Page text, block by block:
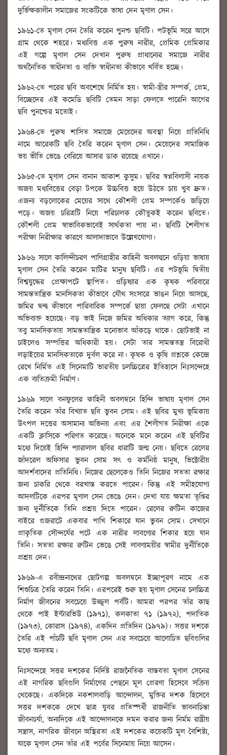
দুর্ভিক্ষকালীন সমাজের সংকটিকে ভাষা দেন মৃণাল সেন।
১৯৬১-তে মৃণাল সেন তৈরি করেন পুনশ্চ ছবিটি। পটভূমি সরে আসে
গ্রাম থেকে শহরে। মধ্যবিত্ত এক পুরুষ নারীর, প্রেমিক প্রেমিকার
এই গল্পে মৃণাল সেন দেখান পুরুষ প্রাধান্যের সমাজে নারীর
অর্থনৈতিক স্বাধীনতা ও ব্যক্তি স্বাধীনতা কীভাবে খর্বিত হচ্ছে।
১৯৬২-তে পরের ছবি অবশেষে নির্মিত হয়। স্বামী-স্ত্রীর সম্পর্ক, প্রেম,
বিচ্ছেদের এই কমেডি ছবিটি তেমন সাড়া ফেলতে পারেনি আগের
ছবি পুনশ্চের মতোই।
১৯৬৪-তে পুরুষ শাসিত সমাজে মেয়েদের অবস্থা নিয়ে প্রতিনিধি
নামে আরেকটি ছবি তৈরি করেন মৃণাল সেন। মেয়েদের সামাজিক
ভয় ভীতি ভেঙে বেরিয়ে আসার ডাক রয়েছে এখানে।
১৯৬৫-তে মৃণাল সেন বানান আকাশ কুসুম। ছবির স্বপ্নবিলাসী নায়ক
অজয় মধ্যবিত্তের বেড়া টপকে উচ্চবিত্ত হয়ে উঠতে চায় খুব দ্রুত।
এজন্য বড়লোকের মেয়ের সাথে কৌশলী প্রেম সম্পর্কেও জড়িয়ে
পড়ে। অজয় চরিত্রটি নিয়ে পরিচালক কৌতুকই করেন ছবিতে।
কৌশলী প্রেম স্বাভাবিকভাবেই সার্থকতা পায় না। ছবিটি শৈলীগত
পরীক্ষা নিরীক্ষার কারণে আলাদাভাবে উল্লেখযোগ্য।
১৯৬৬ সালে কালিন্দীচরণ পাণিগ্রাহীর কাহিনী অবলল্বনে ওড়িয়া ভাষায়
মৃণাল সেন তৈরি করেন মাটির মানুষ ছবিটি। এর পটভূমি দ্বিতীয়
বিশ্বযুদ্ধের প্রেক্ষাপটে স্থাপিত। ওড়িষ্যার এক কৃষক পরিবারে
সামন্ততান্ত্রিক মানসিকতা কীভাবে যৌথ সংসারে ভাঙন নিয়ে আসছে,
জমির দ্বন্দ্ব কীভাবে পারিবারিক সম্পর্কে ছায়া ফেলছে সেটা এখানে
অভিব্যক্ত হয়েছে। বড় ভাই নিজে জমির অধিকার ত্যাগ করে, কিন্তু
তবু মানসিকতায় সামন্ততান্ত্রিক মনোভাব আঁকড়ে থাকে। ছোটভাই না
চাইলেও সম্পত্তির অধিকারী হয়। সেটা তার সামন্ততন্ত্র বিরোধী
লড়াইয়ের মানসিকতাকে দুর্বল করে না। কৃষক ও কৃষি প্রশ্নকে কেন্দ্রে
রেখে নির্মিত এই সিনেমাটি ভারতীয় চলচ্চিত্রের ইতিহাসে নিঃসন্দেহে
এক ব্যতিক্রমী নির্মাণ।
১৯৬৯ সালে বনফুলের কাহিনী অবলম্বনে হিন্দি ভাষায় মৃণাল সেন
তৈরি করেন তাঁর বিখ্যাত ছবি ভুবন সোম। এই ছবির মুখ্য ভূমিকায়
উৎপল দত্তের অসামান্য অভিনয় এবং এর শৈলীগত নিরীক্ষা একে
একটি ক্লাসিকে পরিণত করেছে। অনেকে মনে করেন এই ছবিটির
মধ্যে দিয়েই হিন্দি প্যারালাল ছবির ধারাটি জন্ম নেয়। ছবিতে রেলের
জাঁদরেল অফিসার ভুবন সোম সৎ ও কর্মনিষ্ঠ মানুষ, ভিক্টোরীয়
আদর্শবাদের প্রতিনিধি। নিজের ছেলেকেও তিনি নিজের সততা রক্ষার
জন্য চাকরি থেকে বরখাস্ত করতে পারেন। কিন্তু এই সমীহযোগ্য
আদলটিকে এরপর মৃণাল সেন ভেঙে দেন। দেখা যায় ক্ষমতা তৃপ্তির
জন্য দুর্নীতিকে তিনি প্রশ্রয় দিতে পারেন। রেলের রুটিন কাজের
বাইরে গুজরাটে একবার পাখি শিকারে যান ভুবন সোম। সেখানে
প্রাকৃতিক সৌন্দর্যের পটে এক নারীর লাবণ্যের শিকার হয়ে যান
তিনি। সততা রক্ষার রুটিন ভেঙে সেই লাবণ্যময়ীর স্বামীর দুর্নীতিকে
প্রশ্রয় দেন।
১৯৬৯-এ রবীন্দ্রনাথের ছোটগল্প অবলম্বনে ইচ্ছাপূরণ নামে এক
শিশুচিত্র তৈরি করেন তিনি। এরপরেই শুরু হয় মৃণাল সেনের চলচ্চিত্র
নির্মাণ জীবনের সবচেয়ে উজ্জ্বল পর্বটি। আমরা পরপর তাঁর কাছ
থেকে পাই ইন্টারভিউ (১৯৭১), কলকাতা ৭১ (১৯৭২), পদাতিক
(১৯৭৩), কোরাস (১৯৭৪), একদিন প্রতিদিন (১৯৭৯)। সত্তর দশকে
তৈরি এই পাঁচটি ছবি মৃণাল সেন এর সবচেয়ে আলোচিত ছবিগুলির
মধ্যে অন্যতম।
নিঃসন্দেহে সত্তর দশকের নির্দিষ্ট রাজনৈতিক বাস্তবতা মৃণাল সেনের
এই নাগরিক ছবিগুলি নির্মাণের পেছনে মূল প্রেরণা হিসেবে সক্রিয়
থেকেছে। একদিকে নকশালবাড়ি আন্দোলন, মুক্তির দশক হিসেবে
সত্তর দশককে দেখে ছাত্র যুবর প্রতিস্পর্ধী রাজনীতি ভাবনাচিন্তা
জীবনচর্যা, অন্যদিকে এই আন্দোলনকে দমন করার জন্য নির্মম রাষ্ট্রীয়
সন্ত্রাস, নাগরিক জীবনে অস্থিরতা এই দশকের কয়েকটি মূল বৈশিষ্ট্য,
যাকে মৃণাল সেন তাঁর এই পর্বের সিনেমায় নিয়ে আসেন।